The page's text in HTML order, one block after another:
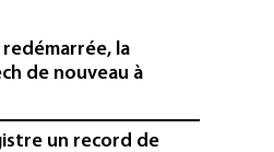
redémarrée, la
de nouveau à
un record de